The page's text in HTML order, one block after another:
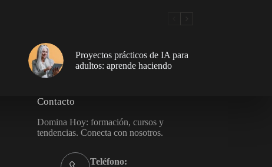
Proyectos prácticos de IA para
adultos: aprende haciendo
Contacto
Domina Hoy: formación, cursos y
tendencias. Conecta con nosotros.
Teléfono: